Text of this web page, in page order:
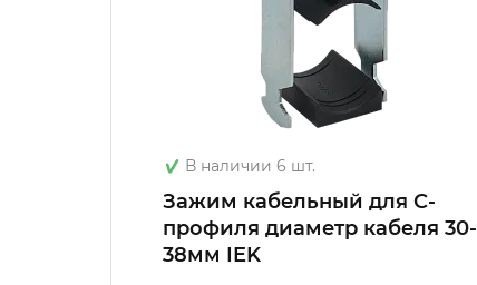
В наличии 6 шт.
Зажим кабельный для С-
профиля диаметр кабеля 30-
38мм IEK